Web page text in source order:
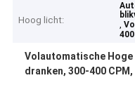
Hoog licht: ,
Volautomatische
dranken, 300-400